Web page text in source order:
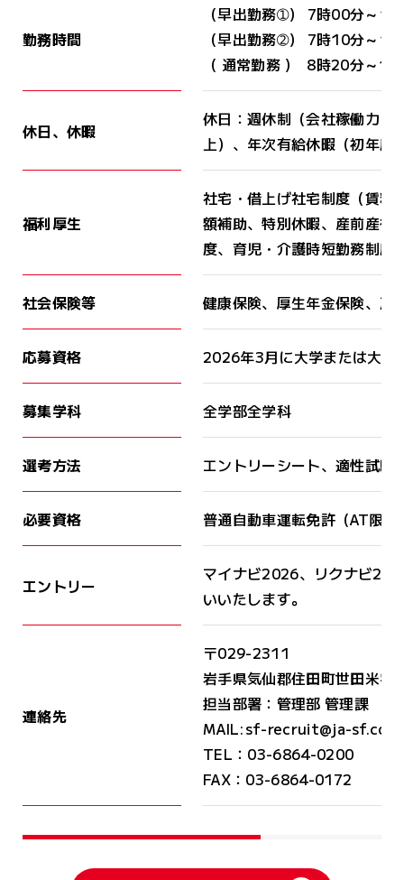
勤務時間
（早出勤務➀） 7時00分～
（早出勤務➁） 7時10分～
（ 通常勤務 ） 8時20分～
休日、休暇
休日：週休制（会社稼働カレ
上）、年次有給休暇（初年度
福利厚生
社宅・借上げ社宅制度（賃料
額補助、特別休暇、産前産後
度、育児・介護時短勤務制度
社会保険等 健康保険、厚生年金保険、雇
応募資格 2026年3月に大学または大学
募集学科 全学部全学科
選考方法 エントリーシート、適性試験
必要資格 普通自動車運転免許（AT限
エントリー
マイナビ2026、リクナビ
いいたします。
連絡先
〒029-2311
岩手県気仙郡住田町世田米字
担当部署：管理部 管理課
MAIL:sf-recruit@ja-
TEL：03-6864-0200
FAX：03-6864-0172